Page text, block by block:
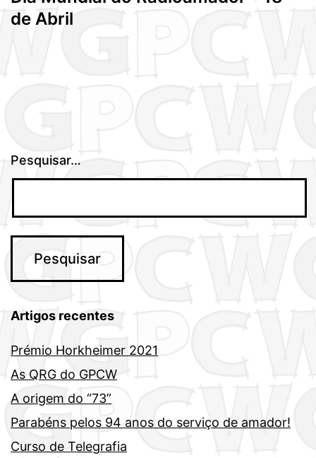
de Abril
Pesquisar…
Artigos recentes
Prémio Horkheimer 2021
As QRG do GPCW
A origem do “73”
Parabéns pelos 94 anos do serviço de amador!
Curso de Telegrafia